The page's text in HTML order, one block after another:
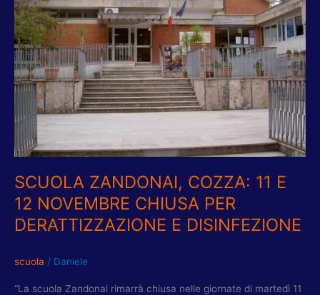
SCUOLA ZANDONAI, COZZA: 11 E
12 NOVEMBRE CHIUSA PER
DERATTIZZAZIONE E DISINFEZIONE
scuola / Daniele
“La scuola Zandonai rimarrà chiusa nelle giornate di martedì 11
12
NOVEMBRE
CHIUSA
PER
DERATTIZZAZIONE
E
DISINFEZIONE